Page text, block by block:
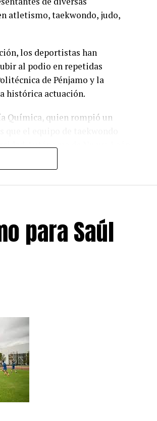
atletismo, taekwondo, judo,
los deportistas han
al podio en repetidas
de Pénjamo y la
histórica actuación.
Química, quien rompió un
Autónoma de Nuevo León.
y autoridades, ha sido vital
en Guanajuato no sólo se
guanajuatense continúe su
próximos días. Los atletas no
del esfuerzo, el
para Saúl